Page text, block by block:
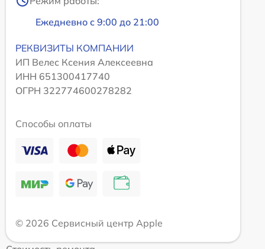
Ежедневно с 9:00 до 21:00
РЕКВИЗИТЫ КОМПАНИИ
ИП Велес Ксения Алексеевна
ИНН 651300417740
ОГРН 322774600278282
Способы оплаты
© 2026 Сервисный центр Apple